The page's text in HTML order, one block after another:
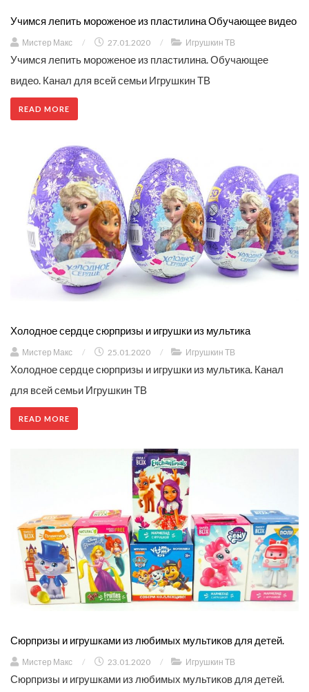
Учимся лепить мороженое из пластилина Обучающее видео
Мистер Макс / 27.01.2020 / Игрушкин ТВ
Учимся лепить мороженое из пластилина. Обучающее
видео. Канал для всей семьи Игрушкин ТВ
READ MORE
Холодное сердце сюрпризы и игрушки из мультика
Мистер Макс / 25.01.2020 / Игрушкин ТВ
Холодное сердце сюрпризы и игрушки из мультика. Канал
для всей семьи Игрушкин ТВ
READ MORE
Сюрпризы и игрушками из любимых мультиков для детей.
Мистер Макс / 23.01.2020 / Игрушкин ТВ
Сюрпризы и игрушками из любимых мультиков для детей.